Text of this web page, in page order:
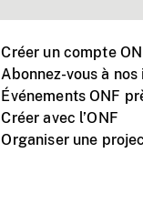
Créer un compte
Abonnez-vous à
Événements ONF
Créer avec l’ONF
Organiser une